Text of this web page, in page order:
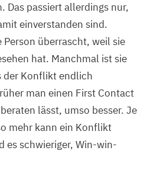
Das passiert allerdings nur,
einverstanden sind.
überrascht, weil sie
hat. Manchmal ist sie
der Konflikt endlich
man einen First Contact
lässt, umso besser. Je
mehr kann ein Konflikt
es schwieriger, Win-win-